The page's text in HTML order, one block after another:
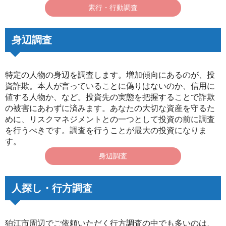
素行・行動調査
身辺調査
特定の人物の身辺を調査します。増加傾向にあるのが、投
資詐欺。本人が言っていることに偽りはないのか、信用に
値する人物か、など。投資先の実態を把握することで詐欺
の被害にあわずに済みます。あなたの大切な資産を守るた
めに、リスクマネジメントとの一つとして投資の前に調査
を行うべきです。調査を行うことが最大の投資になりま
す。
身辺調査
人探し・行方調査
狛江市周辺でご依頼いただく行方調査の中でも多いのは、